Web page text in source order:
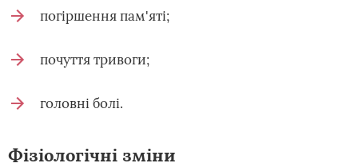
погіршення пам'яті;
почуття тривоги;
головні болі.
Фізіологічні зміни